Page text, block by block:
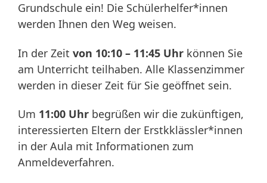
Grundschule ein! Die Schülerhelfer*innen
werden Ihnen den Weg weisen.
In der Zeit von 10:10 – 11:45 Uhr können Sie
am Unterricht teilhaben. Alle Klassenzimmer
werden in dieser Zeit für Sie geöffnet sein.
Um 11:00 Uhr begrüßen wir die zukünftigen,
interessierten Eltern der Erstkklässler*innen
in der Aula mit Informationen zum
Anmeldeverfahren.